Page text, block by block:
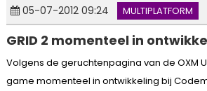
05-07-2012 09:24 MULTIPLATFORM
GRID 2 momenteel in
Volgens de geruchtenpagina van de OXM
game momenteel in ontwikkeling bij